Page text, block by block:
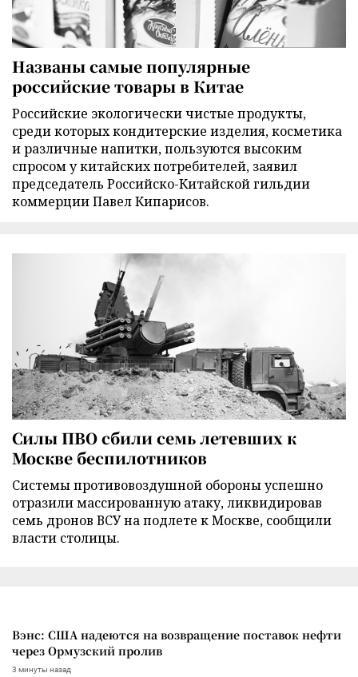
Названы самые популярные
российские товары в Китае
Российские экологически чистые продукты,
среди которых кондитерские изделия, косметика
и различные напитки, пользуются высоким
спросом у китайских потребителей, заявил
председатель Российско-Китайской гильдии
коммерции Павел Кипарисов.
Силы ПВО сбили семь летевших к
Москве беспилотников
Cистемы противовоздушной обороны успешно
отразили массированную атаку, ликвидировав
семь дронов ВСУ на подлете к Москве, сообщили
власти столицы.
Вэнс: США надеются на возвращение поставок нефти
через Ормузский пролив
3 минуты назад